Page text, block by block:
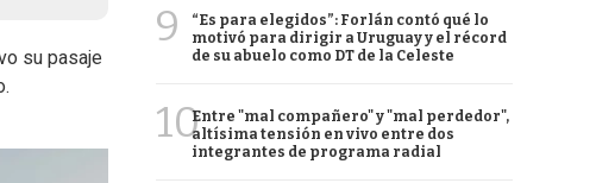
su pasaje
9
“Es para elegidos”: Forlán contó qué lo
motivó para dirigir a Uruguay y el récord
de su abuelo como DT de la Celeste
10Entre "mal compañero" y "mal perdedor",
altísima tensión en vivo entre dos
integrantes de programa radial